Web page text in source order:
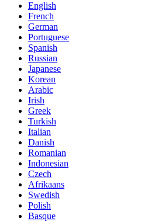
English
French
German
Portuguese
Spanish
Russian
Japanese
Korean
Arabic
Irish
Greek
Turkish
Italian
Danish
Romanian
Indonesian
Czech
Afrikaans
Swedish
Polish
Basque